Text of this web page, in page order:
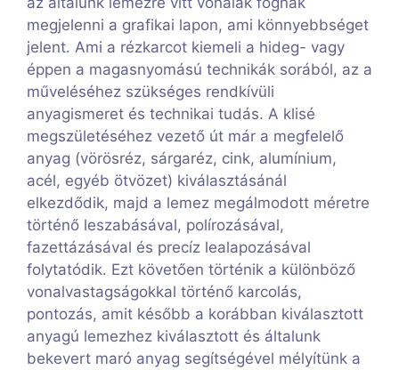
megjelenni a grafikai lapon, ami könnyebbséget
jelent. Ami a rézkarcot kiemeli a hideg- vagy
éppen a magasnyomású technikák sorából, az a
műveléséhez szükséges rendkívüli
anyagismeret és technikai tudás. A klisé
megszületéséhez vezető út már a megfelelő
anyag (vörösréz, sárgaréz, cink, alumínium,
acél, egyéb ötvözet) kiválasztásánál
elkezdődik, majd a lemez megálmodott méretre
történő leszabásával, polírozásával,
fazettázásával és precíz lealapozásával
folytatódik. Ezt követően történik a különböző
vonalvastagságokkal történő karcolás,
pontozás, amit később a korábban kiválasztott
anyagú lemezhez kiválasztott és általunk
bekevert maró anyag segítségével mélyítünk a